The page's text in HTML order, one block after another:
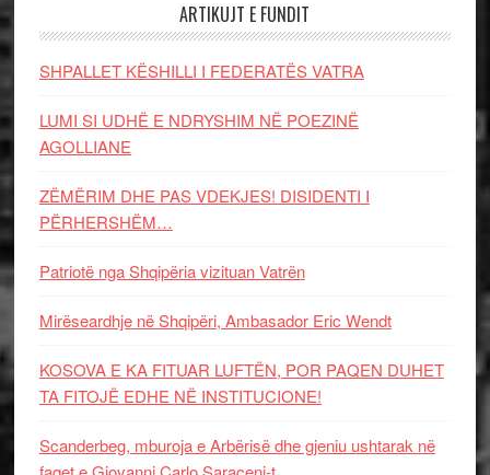
ARTIKUJT E FUNDIT
SHPALLET KËSHILLI I FEDERATËS VATRA
LUMI SI UDHË E NDRYSHIM NË POEZINË
AGOLLIANE
ZËMËRIM DHE PAS VDEKJES! DISIDENTI I
PËRHERSHËM…
Patriotë nga Shqipëria vizituan Vatrën
Mirëseardhje në Shqipëri, Ambasador Eric Wendt
KOSOVA E KA FITUAR LUFTËN, POR PAQEN DUHET
TA FITOJË EDHE NË INSTITUCIONE!
Scanderbeg, mburoja e Arbërisë dhe gjeniu ushtarak në